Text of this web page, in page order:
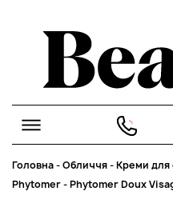
Головна-Обличчя-Креми для
Phytomer-Phytomer Doux